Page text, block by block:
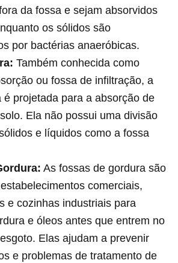
da fossa e sejam absorvidos
os sólidos são
por bactérias anaeróbicas.
Também conhecida como
ou fossa de infiltração, a
é projetada para a absorção de
Ela não possui uma divisão
e líquidos como a fossa
As fossas de gordura são
comerciais,
e cozinhas industriais para
e óleos antes que entrem no
Elas ajudam a prevenir
e problemas de tratamento de